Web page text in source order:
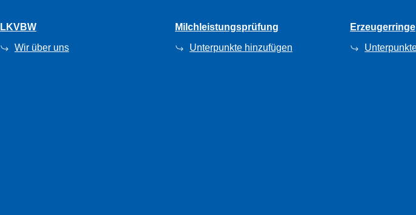
LKVBW
Wir über uns
Milchleistungsprüfung
Unterpunkte hinzufügen
Erzeugerringe